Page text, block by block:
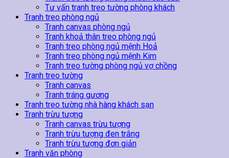
Tư vấn tranh treo tường phòng khách
Tranh treo phòng ngủ
Tranh canvas phòng ngủ
Tranh khoả thân treo phòng ngủ
Tranh treo phòng ngủ mệnh Hoả
Tranh treo phòng ngủ mệnh Kim
Tranh treo tường phòng ngủ vợ chồng
Tranh treo tường
Tranh canvas
Tranh tráng gương
Tranh treo tường nhà hàng khách sạn
Tranh trừu tượng
Tranh canvas trừu tượng
Tranh trừu tượng đen trắng
Tranh trừu tượng đơn giản
Tranh văn phòng